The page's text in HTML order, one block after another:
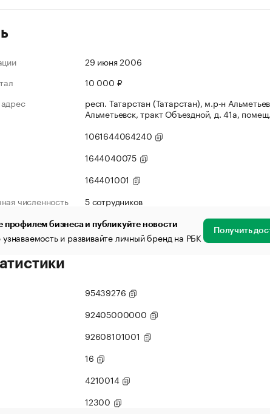
29 июня 2006
10 000 ₽
респ. Татарстан (Татарстан), м.р-н
Альметьевск, тракт Объездной, д. 41а,
1061644064240
1644040075
164401001
численность
5 сотрудников
профилем бизнеса и публикуйте новости
и развивайте личный бренд на РБК Получить
95439276
92405000000
92608101001
16
4210014
12300